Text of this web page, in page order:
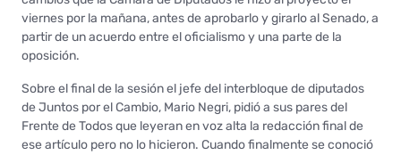
viernes por la mañana, antes de aprobarlo y girarlo al Senado, a
partir de un acuerdo entre el oficialismo y una parte de la
oposición.
Sobre el final de la sesión el jefe del interbloque de diputados
de Juntos por el Cambio, Mario Negri, pidió a sus pares del
Frente de Todos que leyeran en voz alta la redacción final de
ese artículo pero no lo hicieron. Cuando finalmente se conoció